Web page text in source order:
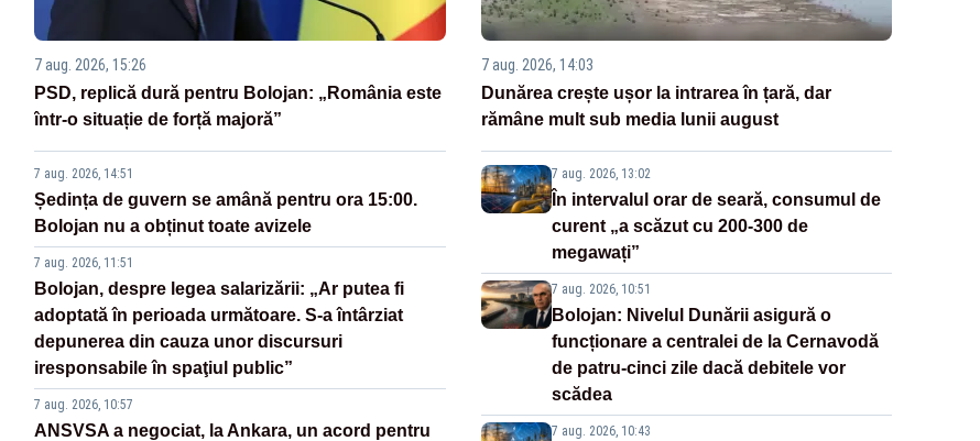
7 aug. 2026, 15:26
PSD, replică dură pentru Bolojan: „România este
într-o situație de forță majoră”
7 aug. 2026, 14:51
Ședința de guvern se amână pentru ora 15:00.
Bolojan nu a obținut toate avizele
7 aug. 2026, 11:51
Bolojan, despre legea salarizării: „Ar putea fi
adoptată în perioada următoare. S-a întârziat
depunerea din cauza unor discursuri
iresponsabile în spaţiul public”
7 aug. 2026, 10:57
ANSVSA a negociat, la Ankara, un acord pentru
7 aug. 2026, 14:03
Dunărea crește ușor la intrarea în țară, dar
rămâne mult sub media lunii august
7 aug. 2026, 13:02
În intervalul orar de seară, consumul de
curent „a scăzut cu 200-300 de
megawați”
7 aug. 2026, 10:51
Bolojan: Nivelul Dunării asigură o
funcționare a centralei de la Cernavodă
de patru-cinci zile dacă debitele vor
scădea
7 aug. 2026, 10:43